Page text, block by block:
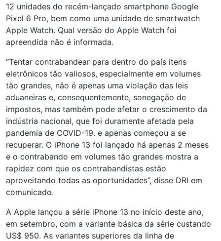
12 unidades do recém-lançado smartphone Google
Pixel 6 Pro, bem como uma unidade de smartwatch
Apple Watch. Qual versão do Apple Watch foi
apreendida não é informada.
“Tentar contrabandear para dentro do país itens
eletrônicos tão valiosos, especialmente em volumes
tão grandes, não é apenas uma violação das leis
aduaneiras e, consequentemente, sonegação de
impostos, mas também pode afetar o crescimento da
indústria nacional, que foi duramente afetada pela
pandemia de COVID-19. e apenas começou a se
recuperar. O iPhone 13 foi lançado há apenas 2 meses
e o contrabando em volumes tão grandes mostra a
rapidez com que os contrabandistas estão
aproveitando todas as oportunidades”, disse DRI em
comunicado.
A Apple lançou a série iPhone 13 no início deste ano,
em setembro, com a variante básica da série custando
US$ 950. As variantes superiores da linha de